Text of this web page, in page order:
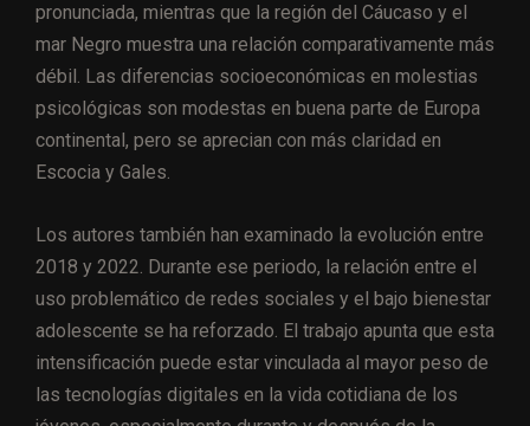
pronunciada, mientras que la región del Cáucaso y el
mar Negro muestra una relación comparativamente más
débil. Las diferencias socioeconómicas en molestias
psicológicas son modestas en buena parte de Europa
continental, pero se aprecian con más claridad en
Escocia y Gales.
Los autores también han examinado la evolución entre
2018 y 2022. Durante ese periodo, la relación entre el
uso problemático de redes sociales y el bajo bienestar
adolescente se ha reforzado. El trabajo apunta que esta
intensificación puede estar vinculada al mayor peso de
las tecnologías digitales en la vida cotidiana de los